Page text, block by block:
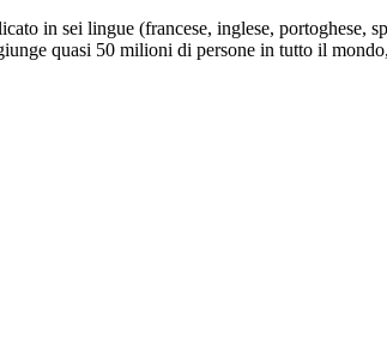
in sei lingue (francese, inglese, portoghese,
quasi 50 milioni di persone in tutto il